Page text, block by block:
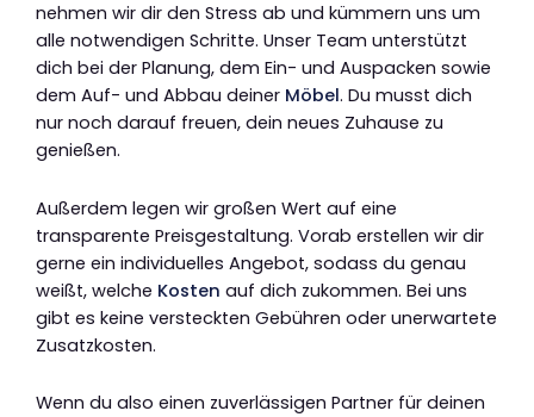
nehmen wir dir den Stress ab und kümmern uns um
alle notwendigen Schritte. Unser Team unterstützt
dich bei der Planung, dem Ein- und Auspacken sowie
dem Auf- und Abbau deiner Möbel. Du musst dich
nur noch darauf freuen, dein neues Zuhause zu
genießen.
Außerdem legen wir großen Wert auf eine
transparente Preisgestaltung. Vorab erstellen wir dir
gerne ein individuelles Angebot, sodass du genau
weißt, welche Kosten auf dich zukommen. Bei uns
gibt es keine versteckten Gebühren oder unerwartete
Zusatzkosten.
Wenn du also einen zuverlässigen Partner für deinen